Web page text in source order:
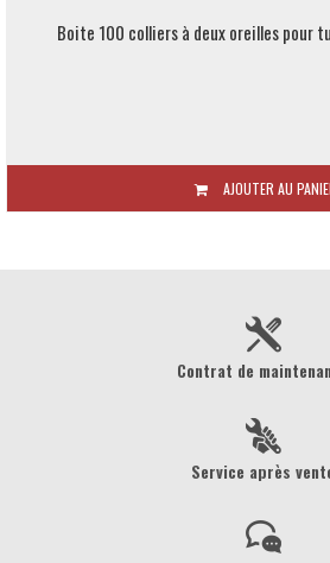
Boite 100 colliers à deux oreilles pour
AJOUTER AU
Contrat de
Service après